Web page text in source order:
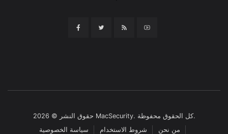
حقوق النشر © 2026 MacSecurity. كل الحقوق محفوظة.
سياسة الخصوصية
شروط الاستخدام
من نحن